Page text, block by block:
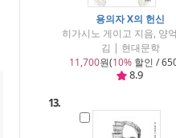
용의자 X의 헌신
히가시노 게이고 지음, 양
김 | 현대문학
11,700원(10% 할인 /
8.9
13.